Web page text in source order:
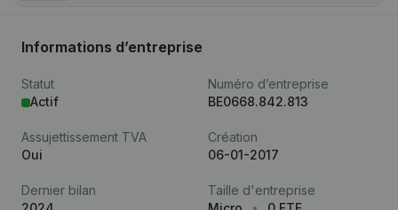
Informations d’entreprise
Statut
Actif
Numéro d’entreprise
BE0668.842.813
Assujettissement TVA
Oui
Création
06-01-2017
Dernier bilan
Taille d'entreprise